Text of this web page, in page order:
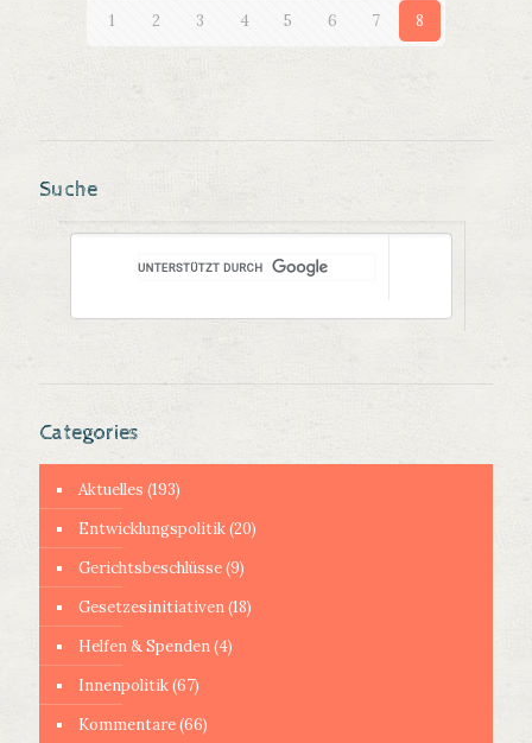
1 2 3 4 5 6 7 8
Suche
Categories
Aktuelles (193)
Entwicklungspolitik(20)
Gerichtsbeschlüsse(9)
Gesetzesinitiativen(18)
Helfen & Spenden(4)
Innenpolitik(67)
Kommentare(66)